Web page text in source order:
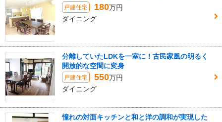
戸建住宅 180万円
ダイニング
分離していたLDKを一室に！古民家風の明るく
開放的な空間に変身
戸建住宅 550万円
ダイニング
憧れの対面キッチンと和と洋の調和が実現した